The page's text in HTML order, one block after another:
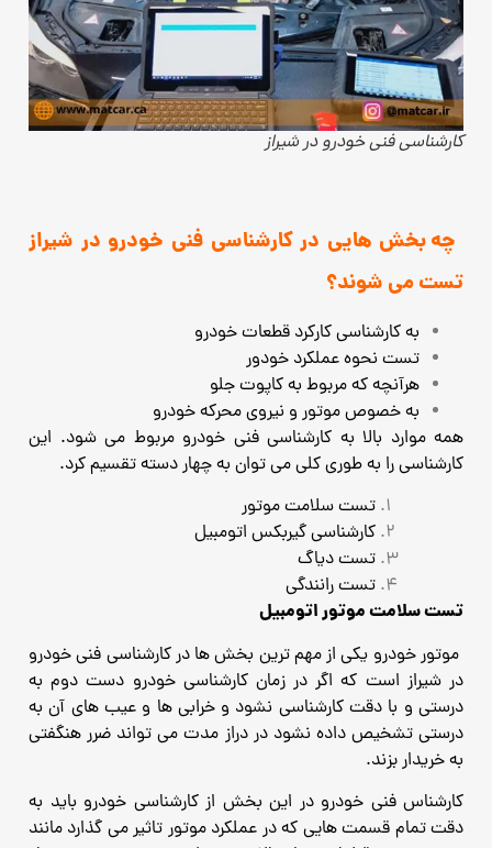
کارشناسی فنی خودرو در شیراز
چه بخش هایی در کارشناسی فنی خودرو در شیراز
تست می شوند؟
به کارشناسی کارکرد قطعات خودرو
تست نحوه عملکرد خودور
هرآنچه که مربوط به کاپوت جلو
به خصوص موتور و نیروی محرکه خودرو
همه موارد بالا به کارشناسی فنی خودرو مربوط می شود. این
کارشناسی را به طوری کلی می توان به چهار دسته تقسیم کرد.
تست سلامت موتور
کارشناسی گیربکس اتومبیل
تست دیاگ
تست رانندگی
تست سلامت موتور اتومبیل
موتور خودرو یکی از مهم ترین بخش ها در کارشناسی فنی خودرو
در شیراز است که اگر در زمان کارشناسی خودرو دست دوم به
درستی و با دقت کارشناسی نشود و خرابی ها و عیب های آن به
درستی تشخیص داده نشود در دراز مدت می تواند ضرر هنگفتی
به خریدار بزند.
کارشناس فنی خودرو در این بخش از کارشناسی خودرو باید به
دقت تمام قسمت هایی که در عملکرد موتور تاثیر می گذارد مانند